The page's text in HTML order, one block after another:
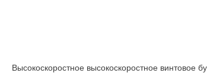
Высокоскоростное высокоскоростное